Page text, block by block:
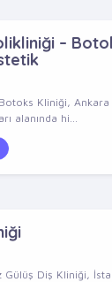
–
Kliniği,
alanında hi...
Gülüş Diş Kliniği,